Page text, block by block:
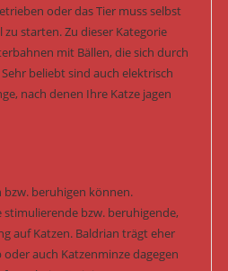
oder das Tier muss selbst
starten. Zu dieser Kategorie
mit Bällen, die sich durch
beliebt sind auch elektrisch
nach denen Ihre Katze jagen
bzw. beruhigen können.
stimulierende bzw. beruhigende,
auf Katzen. Baldrian trägt eher
auch Katzenminze dagegen